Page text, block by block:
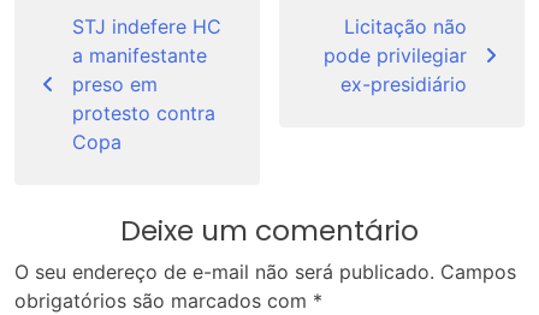
Post
STJ indefere HC
a manifestante
preso em
protesto contra
Copa
Licitação não
pode privilegiar
ex-presidiário
Deixe um comentário
O seu endereço de e-mail não será publicado. Campos
obrigatórios são marcados com *